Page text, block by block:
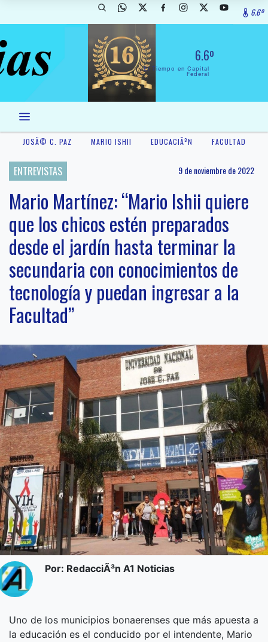
6.6º
6.6º
El Tiempo en Capital
Federal
JOSÃ© C. PAZ MARIO ISHII EDUCACIÃ³N FACULTAD
ENTREVISTAS 9 de noviembre de 2022
Mario Martínez: “Mario Ishii quiere
que los chicos estén preparados
desde el jardín hasta terminar la
secundaria con conocimientos de
tecnología y puedan ingresar a la
Facultad”
Por: RedacciÃ³n A1 Noticias
Uno de los municipios bonaerenses que más apuesta a
la educación es el conducido por el intendente, Mario